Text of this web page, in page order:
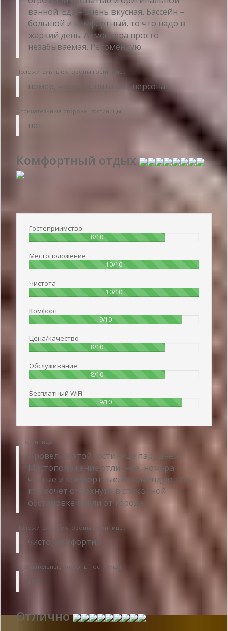
ванной. Еда – очень вкусная. Бассейн –
большой и комфортный, то что надо в
жаркий день. Атмосфера просто
незабываемая. Рекомендую.
Положительные стороны гостиницы:
номер, чистота, питание, персонал
Отрицательные стороны гостиницы:
нет
Комфортный отдых
Гостеприимство
8/1080%
Местоположение
10/10100%
Чистота
10/10100%
Комфорт
9/1090%
Цена/качество
8/1080%
Обслуживание
8/1080%
Бесплатный WiFi
9/1090%
О гостинице:
Провели в этой гостинице пару дней.
Местоположение отличное, номера
чистые и комфортные. Рекомендую тем,
кто хочет отдохнуть в спокойной
обстановке вдали от города.
Положительные стороны гостиницы:
чисто, комфортно
Отрицательные стороны гостиницы:
нет
Отлично